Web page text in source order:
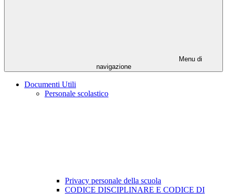
Menu di
navigazione
Documenti Utili
Personale scolastico
Privacy personale della scuola
CODICE DISCIPLINARE E CODICE DI